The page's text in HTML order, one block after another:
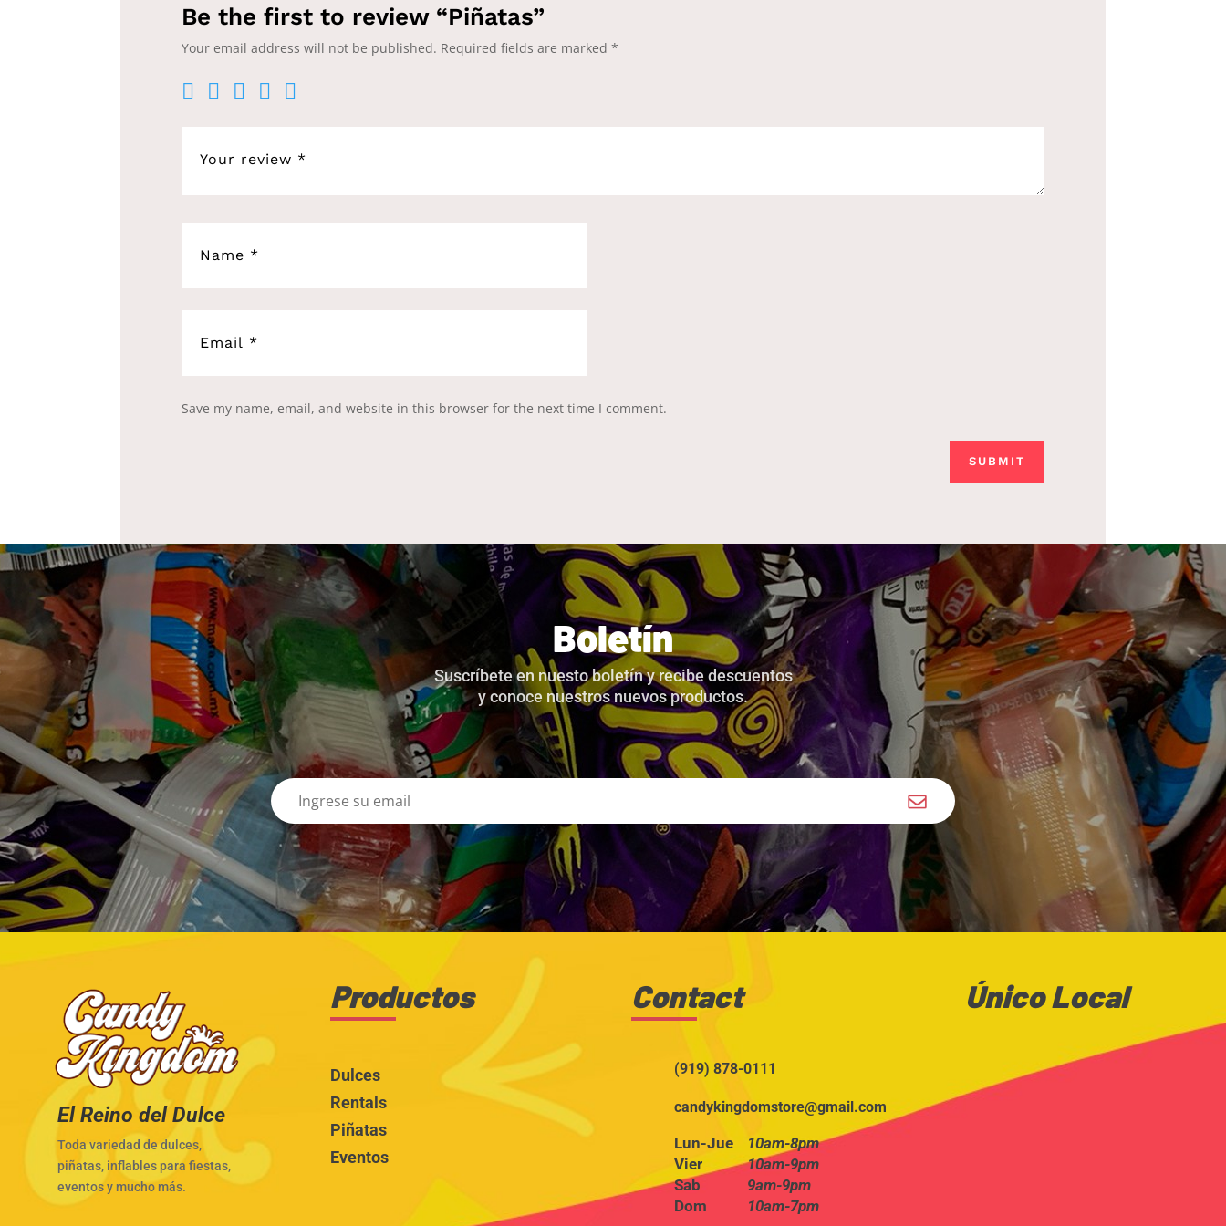
Be the first to review “Piñatas”
Your email address will not be published. Required fields are marked*
Save my name, email, and website in this browser for the next time I comment.
SUBMIT
Boletín
Suscríbete en nuesto boletín y recibe descuentos
y conoce nuestros nuevos productos.
El Reino del Dulce
Toda variedad de dulces,
piñatas, inflables para fiestas,
eventos y mucho más.
Productos
Dulces
Rentals
Piñatas
Eventos
Contact
(919) 878-0111
candykingdomstore@gmail.com
Lun-Jue
Vier
Sab
Dom
10am-8pm
10am-9pm
9am-9pm
10am-7pm
Único Local